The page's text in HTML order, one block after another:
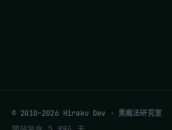
© 2010–2026 Hiraku Dev · 黑魔法研究室